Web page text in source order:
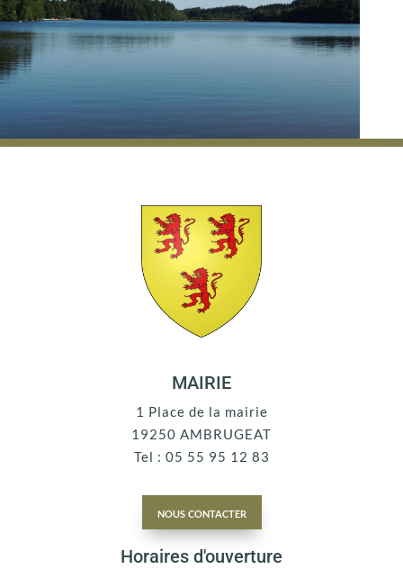
MAIRIE
1 Place de la mairie
19250 AMBRUGEAT
Tel : 05 55 95 12 83
nous contacter
Horaires d'ouverture